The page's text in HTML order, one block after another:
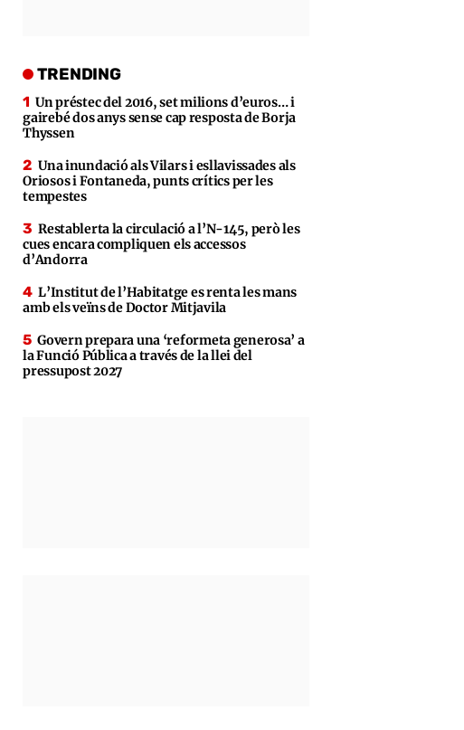
TRENDING
Un préstec del 2016, set milions d’euros… i
gairebé dos anys sense cap resposta de Borja
Thyssen
Una inundació als Vilars i esllavissades als
Oriosos i Fontaneda, punts crítics per les
tempestes
Restablerta la circulació a l’N-145, però les
cues encara compliquen els accessos
d’Andorra
L’Institut de l’Habitatge es renta les mans
amb els veïns de Doctor Mitjavila
Govern prepara una ‘reformeta generosa’ a
la Funció Pública a través de la llei del
pressupost 2027